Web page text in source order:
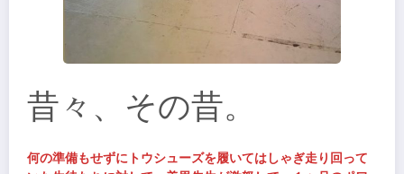
昔々、その昔。
何の準備もせずにトウシューズを履いてはしゃぎ走り回って